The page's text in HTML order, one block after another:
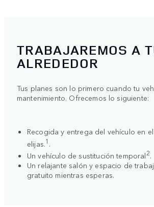
TRABAJAREMOS A
ALREDEDOR
Tus planes son lo primero cuando tu
mantenimiento. Ofrecemos lo siguiente:
Recogida y entrega del vehículo en
elijas.1 .
Un vehículo de sustitución temporal2.
Un relajante salón y espacio de
gratuito mientras esperas.